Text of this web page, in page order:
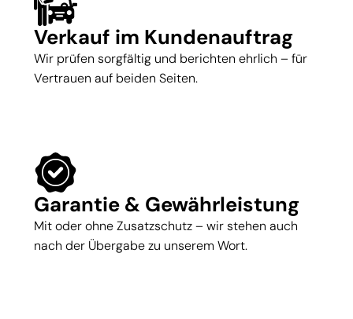
Verkauf im Kundenauftrag
Wir prüfen sorgfältig und berichten ehrlich – für
Vertrauen auf beiden Seiten.
Garantie & Gewährleistung
Mit oder ohne Zusatzschutz – wir stehen auch
nach der Übergabe zu unserem Wort.